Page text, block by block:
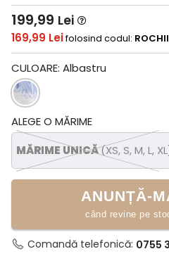
199,99 Lei
169,99 Leifolosind codul:
CULOARE: Albastru
ALEGE O MĂRIME
MĂRIME UNICĂ(XS, S, M, L,
ANUNȚĂ-
când revine pe
Comandă telefonică: 0755